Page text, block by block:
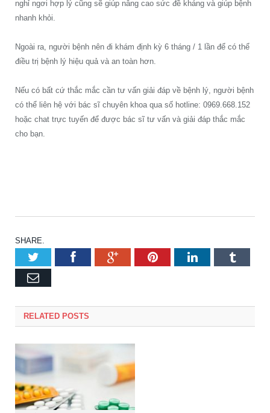
nghỉ ngơi hợp lý cũng sẽ giúp nâng cao sức đề kháng và giúp bệnh
nhanh khỏi.
Ngoài ra, người bệnh nên đi khám định kỳ 6 tháng / 1 lần để có thể
điều trị bệnh lý hiệu quả và an toàn hơn.
Nếu có bất cứ thắc mắc cần tư vấn giải đáp về bệnh lý, người bệnh
có thể liên hệ với bác sĩ chuyên khoa qua số hotline: 0969.668.152
hoặc chat trực tuyến để được bác sĩ tư vấn và giải đáp thắc mắc
cho bạn.
SHARE.
TwitterFacebookGoogle+PinterestLinkedIn
Email
RELATED POSTS